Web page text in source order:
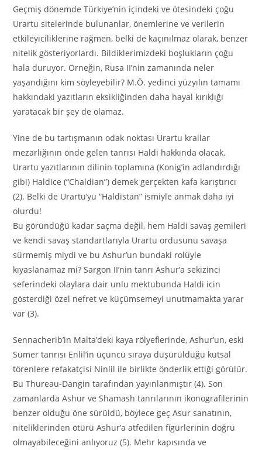
Geçmiş dönemde Türkiye’nin içindeki ve ötesindeki çoğu
Urartu sitelerinde bulunanlar, önemlerine ve verilerin
etkileyiciliklerine rağmen, belki de kaçınılmaz olarak, benzer
nitelik gösteriyorlardı. Bildiklerimizdeki boşlukların çoğu
hala duruyor. Örneğin, Rusa II’nin zamanında neler
yaşandığını kim söyleyebilir? M.Ö. yedinci yüzyılın tamamı
hakkındaki yazıtların eksikliğinden daha hayal kırıklığı
yaratacak bir şey de olamaz.
Yine de bu tartışmanın odak noktası Urartu krallar
mezarlığının önde gelen tanrısı Haldi hakkında olacak.
Urartu yazıtlarının dilinin toplamına (Konig’in adlandırdığı
gibi) Haldice (“Chaldian”) demek gerçekten kafa karıştırıcı
(2). Belki de Urartu’yu “Haldistan” ismiyle anmak daha iyi
olurdu!
Bu göründüğü kadar saçma değil, hem Haldi savaş gemileri
ve kendi savaş standartlarıyla Urartu ordusunu savaşa
sürmemiş miydi ve bu Ashur’un bundaki rolüyle
kıyaslanamaz mi? Sargon II’nin tanrı Ashur’a sekizinci
seferindeki olaylara dair unlu mektubunda Haldi icin
gösterdiği özel nefret ve küçümsemeyi unutmamakta yarar
var (3).
Sennacherib’in Malta’deki kaya rölyeflerinde, Ashur’un, eski
Sümer tanrısı Enlil’in üçüncü sıraya düşürüldüğü kutsal
törenlere refakatçisi Ninlil ile birlikte önderlik ettiği görülür.
Bu Thureau-Dangin tarafından yayınlanmıştır (4). Son
zamanlarda Ashur ve Shamash tanrılarının ikonografilerinin
benzer olduğu öne sürüldü, böylece geç Asur sanatının,
niteliklerinden ötürü Ashur’a atfedilen figürlerinin doğru
olmayabileceğini anlıyoruz (5). Mehr kapısında ve